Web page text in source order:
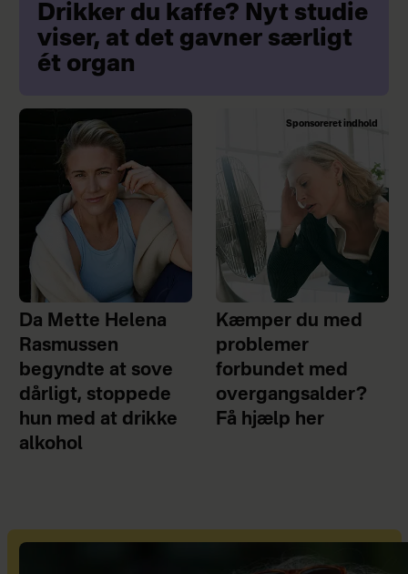
Drikker du kaffe? Nyt studie
viser, at det gavner særligt
ét organ
Da Mette Helena
Rasmussen
begyndte at sove
dårligt, stoppede
hun med at drikke
alkohol
Sponsoreret indhold
Kæmper du med
problemer
forbundet med
overgangsalder?
Få hjælp her